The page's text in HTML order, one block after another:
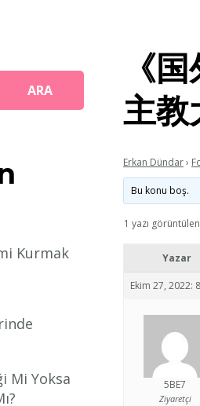
《
主教
Erkan Dündar›
Bu konu boş.
1 yazı
Yazar
Ekim 27, 2022:
5BE7
Ziyaretçi
ARA
Kurmak
Mi Yoksa